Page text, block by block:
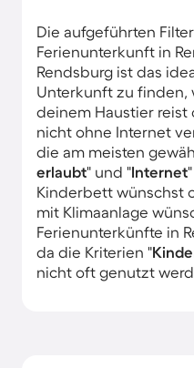
Die aufgeführten
Ferienunterkunft in
Rendsburg ist das
Unterkunft zu finden,
deinem Haustier reist
nicht ohne Internet
die am meisten
erlaubt" und "Internet
Kinderbett wünschst
mit Klimaanlage
Ferienunterkünfte in
da die Kriterien "
nicht oft genutzt